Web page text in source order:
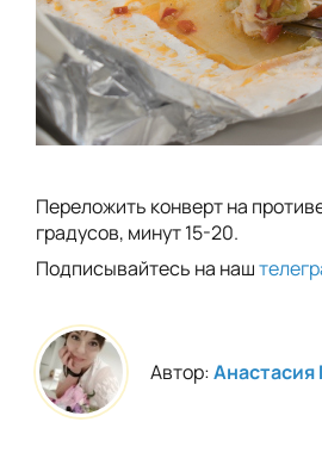
Переложить конверт на
градусов, минут 15-20.
Подписывайтесь на наш
Автор:Анастасия